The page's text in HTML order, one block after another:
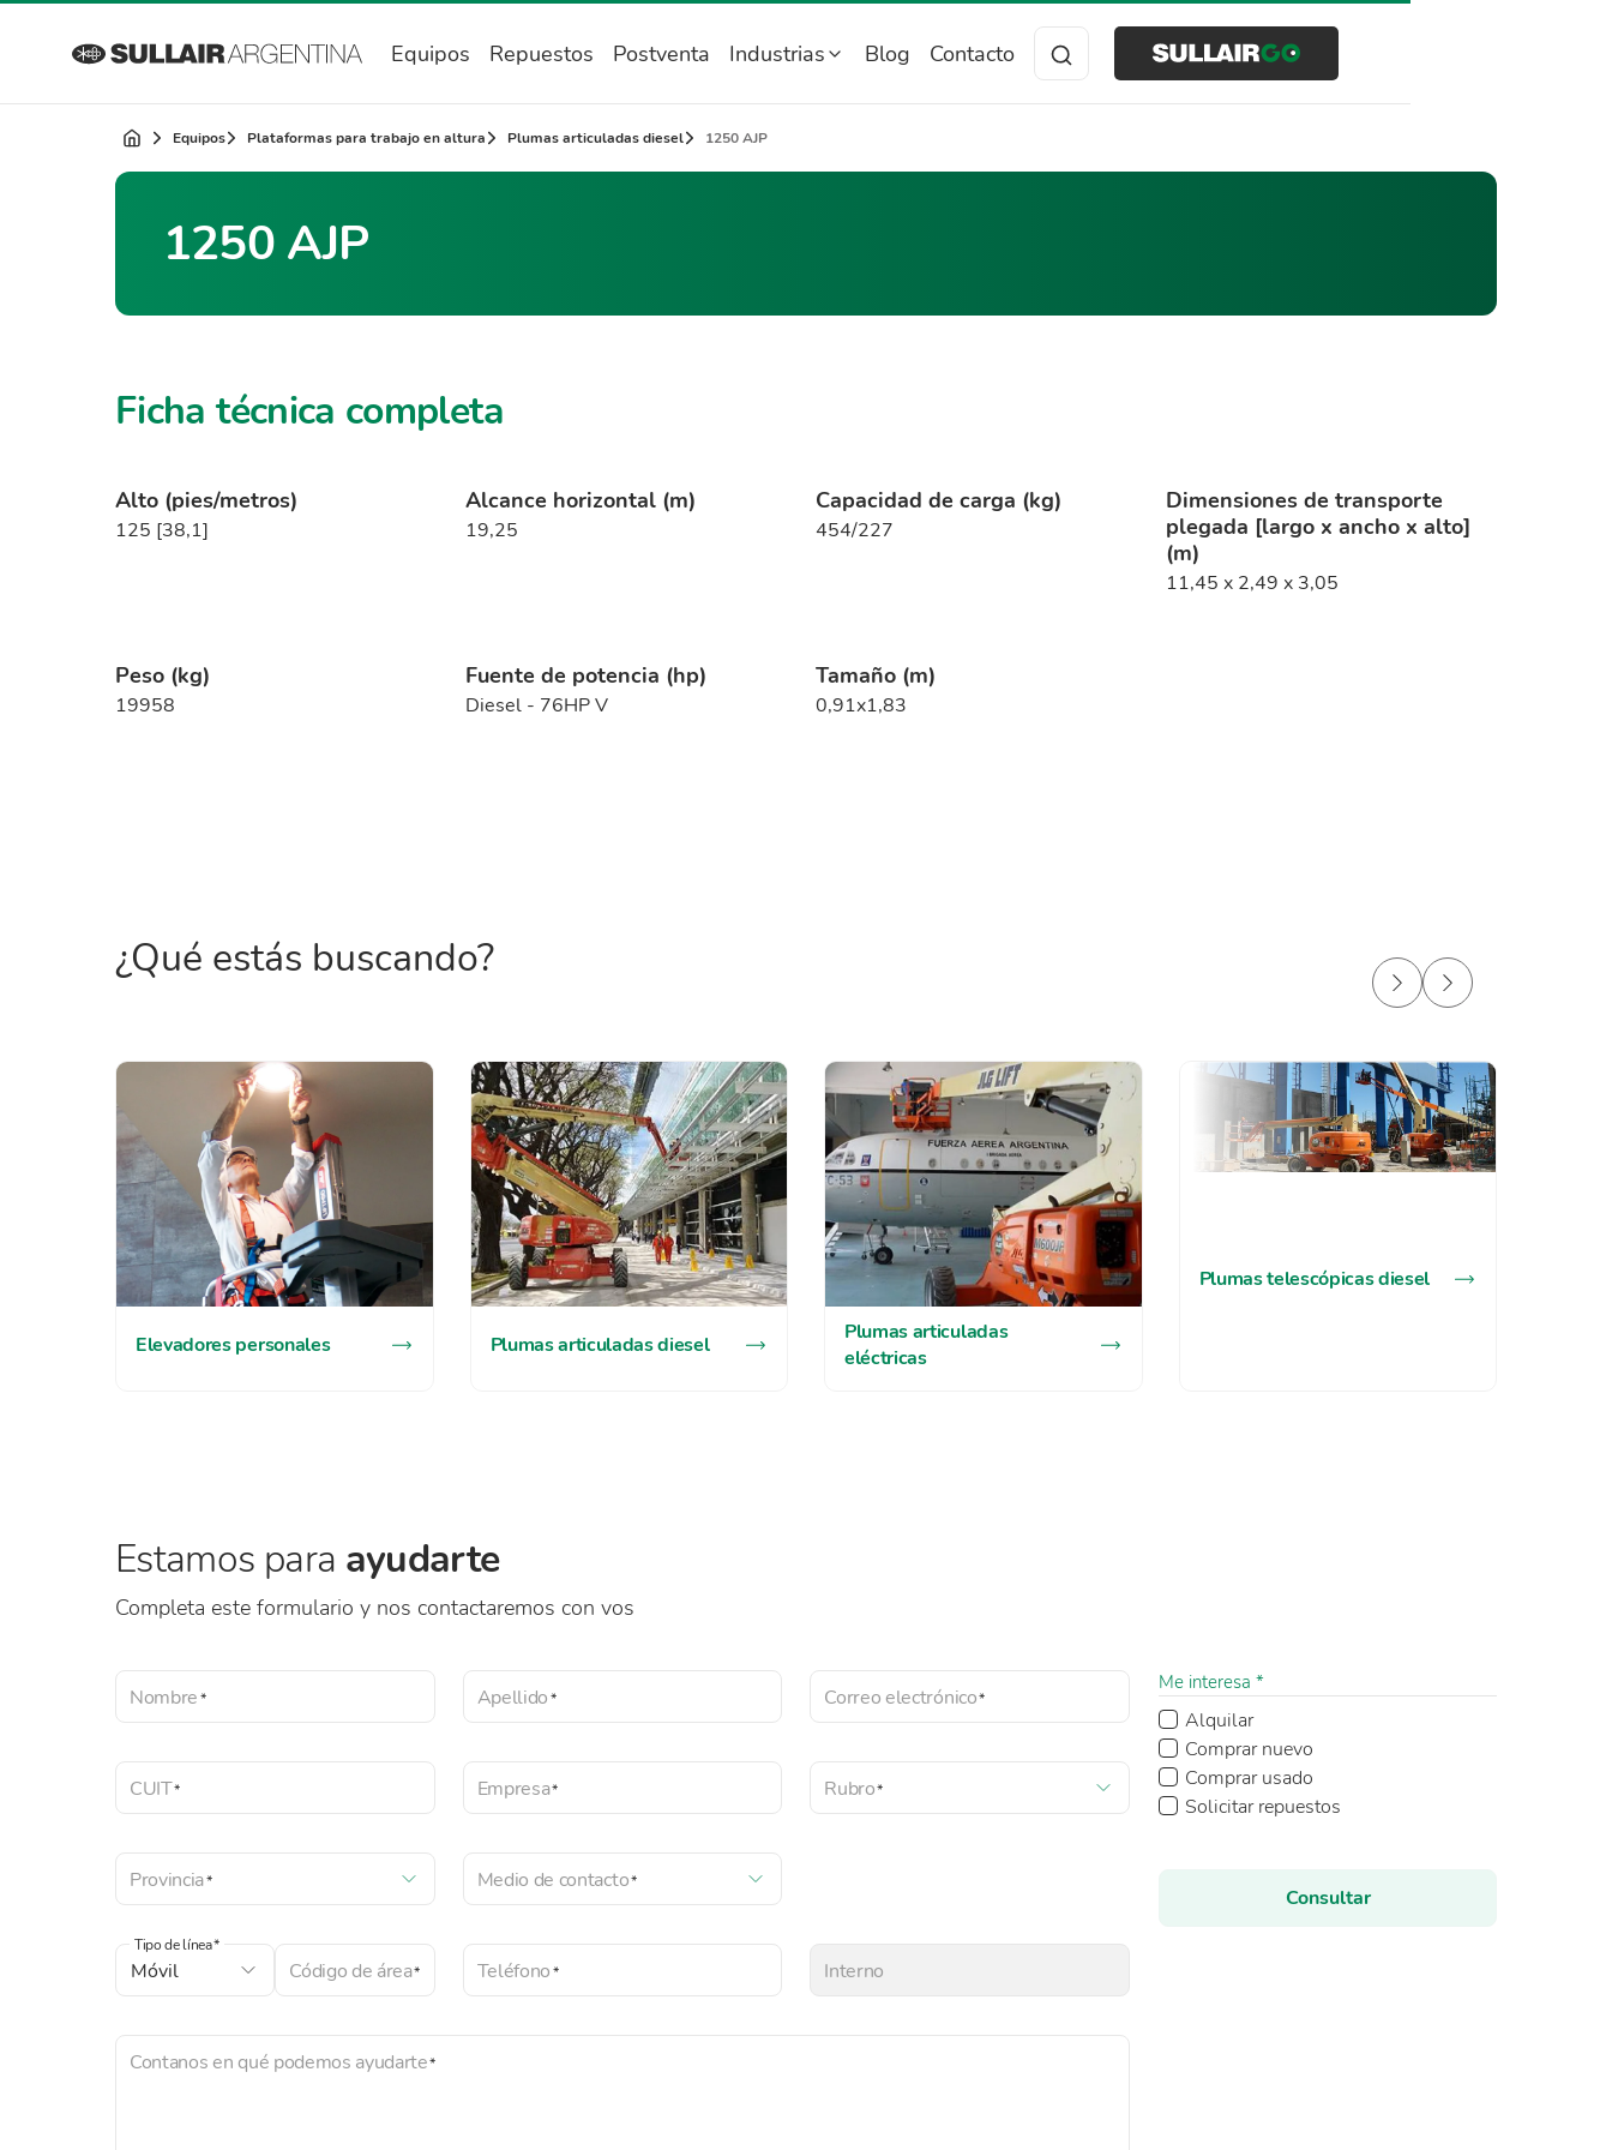
Equipos Repuestos Postventa Industrias Blog Contacto Buscar
Equipos Plataformas para trabajo en altura Plumas articuladas diesel 1250 AJP
1250 AJP
Ficha técnica completa
Alto (pies/metros)
125 [38,1]
Alcance horizontal (m)
19,25
Capacidad de carga (kg)
454/227
Dimensiones de transporte
plegada [largo x ancho x alto]
(m)
11,45 x 2,49 x 3,05
Peso (kg)
19958
Fuente de potencia (hp)
Diesel - 76HP V
Tamaño (m)
0,91x1,83
¿Qué estás buscando?
Elevadores personales Plumas articuladas diesel
Plumas articuladas
eléctricas
Plumas telescópicas diesel
Estamos para ayudarte
Completa este formulario y nos contactaremos con vos
Nombre Apellido Correo electrónico
CUIT Empresa Rubro
Provincia Medio de contacto
Tipo de línea
Código de área Interno
Teléfono
Contanos en qué podemos ayudarte
Me interesa *
Alquilar
Comprar nuevo
Comprar usado
Solicitar repuestos
Consultar